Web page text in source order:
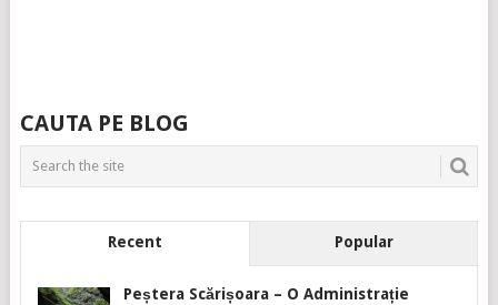
CAUTA PE BLOG
Recent Popular
Peștera Scărișoara – O Administrație